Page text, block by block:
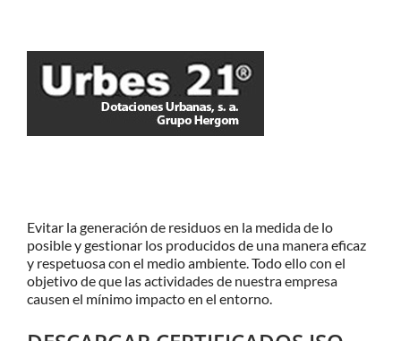
Evitar la generación de residuos en la medida de lo
posible y gestionar los producidos de una manera eficaz
y respetuosa con el medio ambiente. Todo ello con el
objetivo de que las actividades de nuestra empresa
causen el mínimo impacto en el entorno.